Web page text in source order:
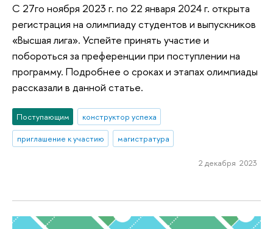
С 27го ноября 2023 г. по 22 января 2024 г. открыта
регистрация на олимпиаду студентов и выпускников
«Высшая лига». Успейте принять участие и
побороться за преференции при поступлении на
программу. Подробнее о сроках и этапах олимпиады
рассказали в данной статье.
Поступающим
конструктор успеха
приглашение к участию
магистратура
2 декабря 2023